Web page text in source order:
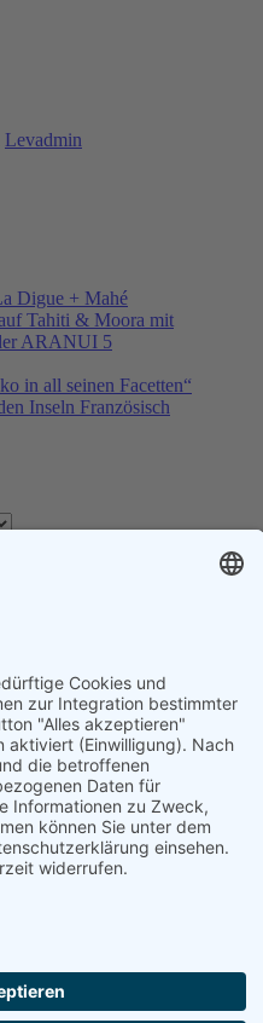
Levadmin
Digue + Mahé
Tahiti & Moora mit
ARANUI 5
in all seinen Facetten“
Inseln Französisch
Dubai Evasion Fakarava
Individualreise
Katamaran Kreuzfahrt
Malediven Marokko
Mayotte Neukaledonien
Rurutu Sahara Sao Tome
Youtube